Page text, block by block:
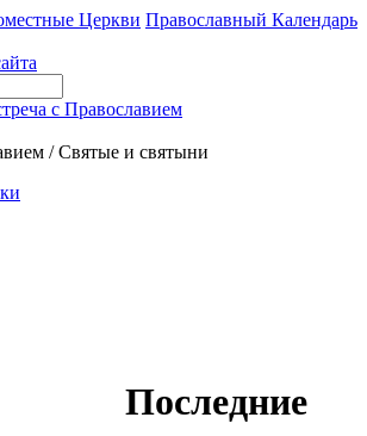
Церкви Православный Календарь
с Православием
/ Святые и святыни
Последние